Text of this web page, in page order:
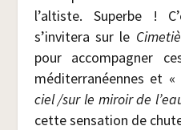
l’altiste. Superbe !
s’invitera sur le
pour accom­pa­gner
médi­ter­ra­néennes et «
ciel /​sur le miroir de
cette sen­sa­tion de